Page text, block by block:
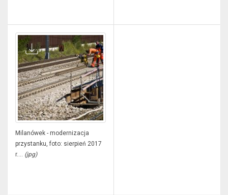
Milanówek - modernizacja
przystanku, foto: sierpień 2017
r.... (jpg)